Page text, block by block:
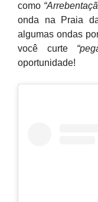
como
onda na Praia
algumas ondas
você curte
oportunidade!